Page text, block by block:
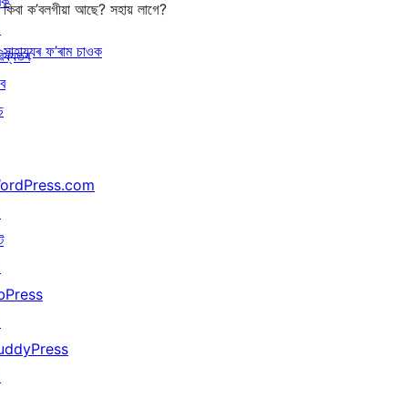
কিবা ক’বলগীয়া আছে? সহায় লাগে?
সাহায্যৰ ফ’ৰাম চাওক